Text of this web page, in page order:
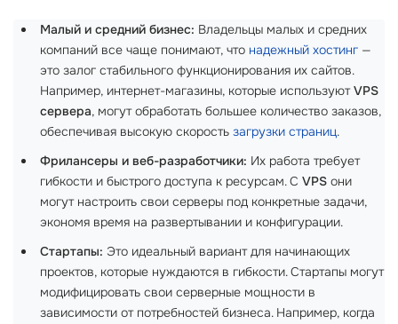
Малый и средний бизнес: Владельцы малых и средних
компаний все чаще понимают, что надежный хостинг —
это залог стабильного функционирования их сайтов.
Например, интернет-магазины, которые используютVPS
сервера, могут обработать большее количество заказов,
обеспечивая высокую скорость загрузки страниц.
Фрилансеры и веб-разработчики: Их работа требует
гибкости и быстрого доступа к ресурсам. С VPS они
могут настроить свои серверы под конкретные задачи,
экономя время на развертывании и конфигурации.
Стартапы: Это идеальный вариант для начинающих
проектов, которые нуждаются в гибкости. Стартапы могут
модифицировать свои серверные мощности в
зависимости от потребностей бизнеса. Например, когда